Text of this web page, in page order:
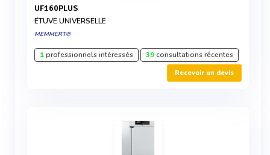
UF160PLUS
ÉTUVE UNIVERSELLE
MEMMERT®
1professionnels intéressés 39consultations récentes
Recevoir un devis